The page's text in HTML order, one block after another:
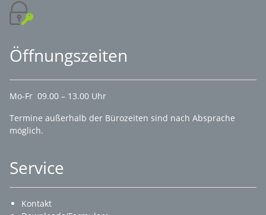
Öffnungszeiten
Mo-Fr 09.00 – 13.00 Uhr
Termine außerhalb der Bürozeiten sind nach Absprache
möglich.
Service
Kontakt